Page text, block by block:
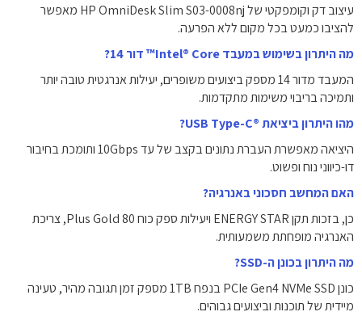
עיצוב דק וקומפקטי של HP OmniDesk Slim S03-0008nj מאפשר
להציבו כמעט בכל מקום ללא הפרעה.
מה היתרון בשימוש במעבד Intel® Core™ דור 14?
המעבד מדור 14 מספק ביצועים משופרים, יעילות אנרגטית טובה יותר
ותמיכה בריבוי משימות מתקדמות.
מהו היתרון ביציאת USB Type-C®‎?
היציאה מאפשרת העברת נתונים בקצב של עד ‎10Gbps‎ ותומכת בחיבור
דו-כיווני נוח ופשוט.
האם המחשב חסכוני באנרגיה?
כן, בזכות תקן ENERGY STAR ויעילות ספק כוח 80 Plus Gold, צריכת
האנרגיה מופחתת משמעותית.
מה היתרון בכונן ה-SSD?
כונן PCIe Gen4 NVMe SSD בנפח ‎1TB‎ מספק זמן תגובה מהיר, טעינה
מיידית של תוכנות וביצועים גבוהים.